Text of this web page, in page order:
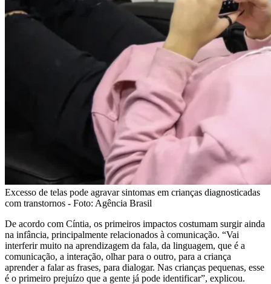
Excesso de telas pode agravar sintomas em crianças diagnosticadas
com transtornos - Foto: Agência Brasil
De acordo com Cíntia, os primeiros impactos costumam surgir ainda
na infância, principalmente relacionados à comunicação. “Vai
interferir muito na aprendizagem da fala, da linguagem, que é a
comunicação, a interação, olhar para o outro, para a criança
aprender a falar as frases, para dialogar. Nas crianças pequenas, esse
é o primeiro prejuízo que a gente já pode identificar”, explicou.